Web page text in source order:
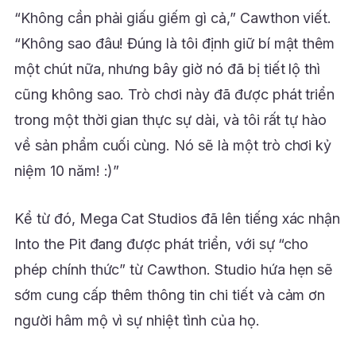
“Không cần phải giấu giếm gì cả,” Cawthon viết.
“Không sao đâu! Đúng là tôi định giữ bí mật thêm
một chút nữa, nhưng bây giờ nó đã bị tiết lộ thì
cũng không sao. Trò chơi này đã được phát triển
trong một thời gian thực sự dài, và tôi rất tự hào
về sản phẩm cuối cùng. Nó sẽ là một trò chơi kỷ
niệm 10 năm! :)”
Kể từ đó, Mega Cat Studios đã lên tiếng xác nhận
Into the Pit đang được phát triển, với sự “cho
phép chính thức” từ Cawthon. Studio hứa hẹn sẽ
sớm cung cấp thêm thông tin chi tiết và cảm ơn
người hâm mộ vì sự nhiệt tình của họ.